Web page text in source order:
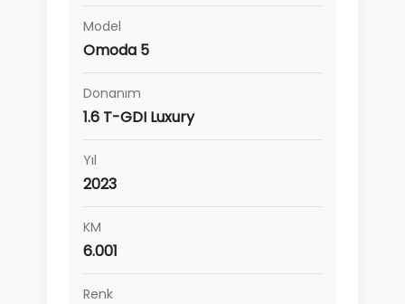
Model
Omoda 5
Donanım
1.6 T-GDI Luxury
Yıl
2023
KM
6.001
Renk